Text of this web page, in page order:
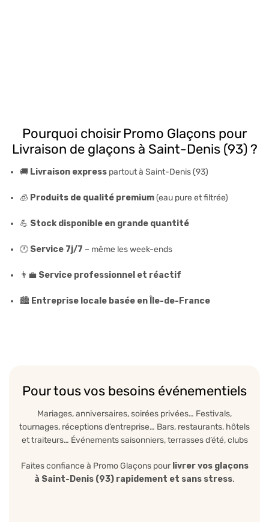
Pourquoi choisir Promo Glaçons pour
Livraison de glaçons à Saint-Denis (93) ?
🚚 Livraison express partout à Saint-Denis (93)
🧊 Produits de qualité premium(eau pure et filtrée)
💪 Stock disponible en grande quantité
🕐 Service 7j/7 – même les week-ends
👨‍💼 Service professionnel et réactif
🏙️ Entreprise locale basée en Île-de-France
Pour tous vos besoins événementiels
Mariages, anniversaires, soirées privées… Festivals,
tournages, réceptions d’entreprise… Bars, restaurants, hôtels
et traiteurs… Événements saisonniers, terrasses d’été, clubs
Faites confiance à Promo Glaçons pour livrer vos glaçons
à Saint-Denis (93) rapidement et sans stress.